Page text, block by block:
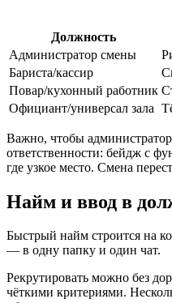
Должность
Администратор смены
Бариста/кассир
Повар/кухонный работник
Официант/универсал зала
Важно, чтобы
ответственности: бейдж с
где узкое место. Смена
Найм и ввод в
Быстрый найм строится на
— в одну папку и один чат.
Рекрутировать можно без
чёткими критериями.